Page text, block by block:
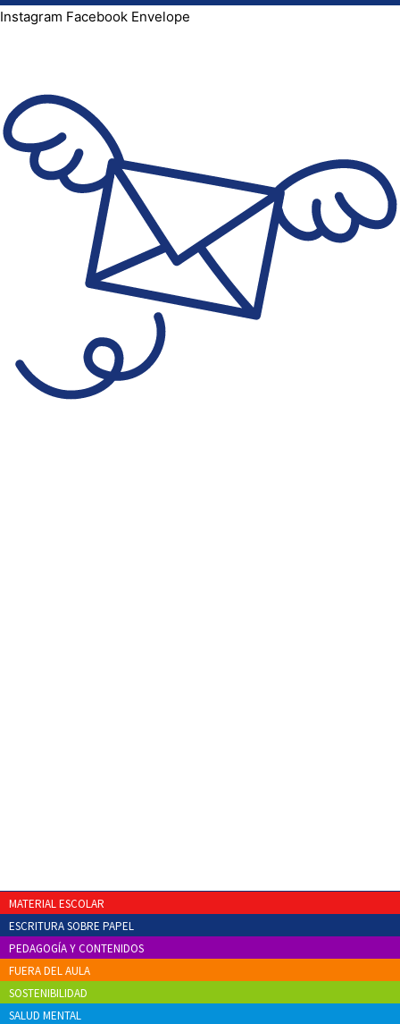
Instagram Facebook Envelope
MATERIAL ESCOLAR
ESCRITURA SOBRE PAPEL
PEDAGOGÍA Y CONTENIDOS
FUERA DEL AULA
SOSTENIBILIDAD
SALUD MENTAL